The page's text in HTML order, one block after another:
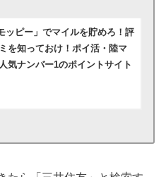
ッピー」でマイルを貯めろ！評
を知っておけ！ポイ活・陸マ
気ナンバー1のポイントサイト